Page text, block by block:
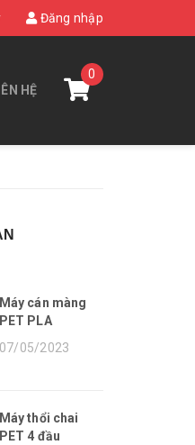
Đăng nhập
HỆ
0
Máy cán màng
PET PLA
07/05/2023
Máy thổi chai
PET 4 đầu